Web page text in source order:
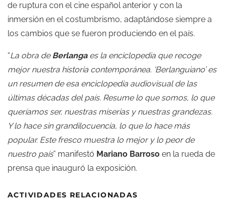
de ruptura con el cine español anterior y con la
inmersión en el costumbrismo, adaptándose siempre a
los cambios que se fueron produciendo en el país.
“La obra de Berlangaes la enciclopedia que recoge
mejor nuestra historia contemporánea. ‘Berlanguiano’ es
un resumen de esa enciclopedia audiovisual de las
últimas décadas del país. Resume lo que somos, lo que
queríamos ser, nuestras miserias y nuestras grandezas.
Y lo hace sin grandilocuencia, lo que lo hace más
popular. Este fresco muestra lo mejor y lo peor de
nuestro país” manifestó Mariano Barroso en la rueda de
prensa que inauguró la exposición.
ACTIVIDADES RELACIONADAS